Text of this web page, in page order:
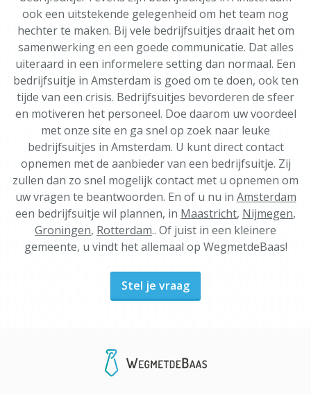
ook een uitstekende gelegenheid om het team nog
hechter te maken. Bij vele bedrijfsuitjes draait het om
samenwerking en een goede communicatie. Dat alles
uiteraard in een informelere setting dan normaal. Een
bedrijfsuitje in Amsterdam is goed om te doen, ook ten
tijde van een crisis. Bedrijfsuitjes bevorderen de sfeer
en motiveren het personeel. Doe daarom uw voordeel
met onze site en ga snel op zoek naar leuke
bedrijfsuitjes in Amsterdam. U kunt direct contact
opnemen met de aanbieder van een bedrijfsuitje. Zij
zullen dan zo snel mogelijk contact met u opnemen om
uw vragen te beantwoorden. En of u nu in Amsterdam
een bedrijfsuitje wil plannen, in Maastricht, Nijmegen,
Groningen, Rotterdam.. Of juist in een kleinere
gemeente, u vindt het allemaal op WegmetdeBaas!
Stel je vraag